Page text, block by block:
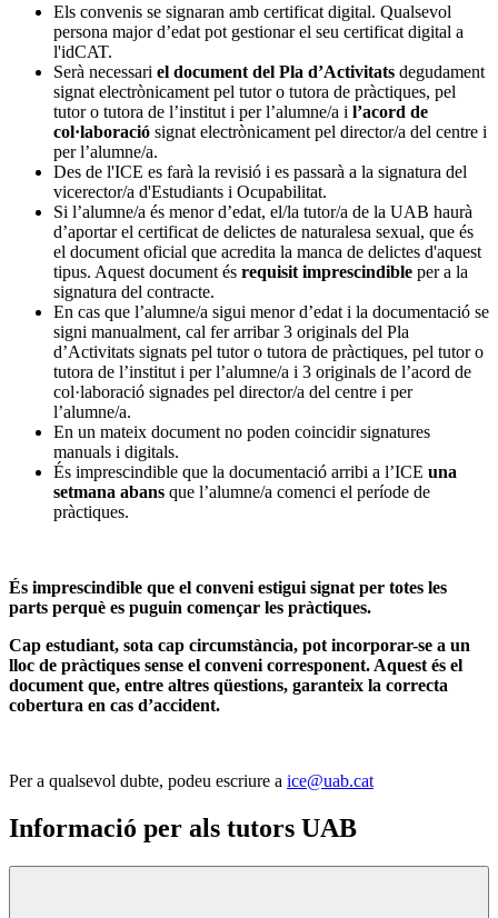
Els convenis se signaran amb certificat digital. Qualsevol
persona major d’edat pot gestionar el seu certificat digital a
l'idCAT.
Serà necessari el document del Pla d’Activitats degudament
signat electrònicament pel tutor o tutora de pràctiques, pel
tutor o tutora de l’institut i per l’alumne/a i l’acord de
col·laboració signat electrònicament pel director/a del centre i
per l’alumne/a.
Des de l'ICE es farà la revisió i es passarà a la signatura del
vicerector/a d'Estudiants i Ocupabilitat.
Si l’alumne/a és menor d’edat, el/la tutor/a de la UAB haurà
d’aportar el certificat de delictes de naturalesa sexual, que és
el document oficial que acredita la manca de delictes d'aquest
tipus. Aquest document és requisit imprescindible per a la
signatura del contracte.
En cas que l’alumne/a sigui menor d’edat i la documentació se
signi manualment, cal fer arribar 3 originals del Pla
d’Activitats signats pel tutor o tutora de pràctiques, pel tutor o
tutora de l’institut i per l’alumne/a i 3 originals de l’acord de
col·laboració signades pel director/a del centre i per
l’alumne/a.
En un mateix document no poden coincidir signatures
manuals i digitals.
És imprescindible que la documentació arribi a l’ICE una
setmana abans que l’alumne/a comenci el període de
pràctiques.
És imprescindible que el conveni estigui signat per totes les
parts perquè es puguin començar les pràctiques.
Cap estudiant, sota cap circumstància, pot incorporar-se a un
lloc de pràctiques sense el conveni corresponent. Aquest és el
document que, entre altres qüestions, garanteix la correcta
cobertura en cas d’accident.
Per a qualsevol dubte, podeu escriure a ice@uab.cat
Informació per als tutors UAB